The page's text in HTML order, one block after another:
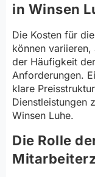
in Winsen
Die Kosten für
können
der Häufigkeit
Anforderungen.
klare
Dienstleistungen
Winsen Luhe.
Die Rolle